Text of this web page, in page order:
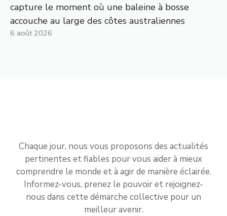
capture le moment où une baleine à bosse
accouche au large des côtes australiennes
6 août 2026
Chaque jour, nous vous proposons des actualités
pertinentes et fiables pour vous aider à mieux
comprendre le monde et à agir de manière éclairée.
Informez-vous, prenez le pouvoir et rejoignez-
nous dans cette démarche collective pour un
meilleur avenir.